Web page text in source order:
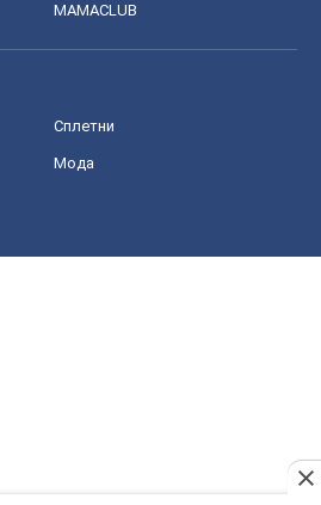
MAMACLUB
Сплетни
Мода